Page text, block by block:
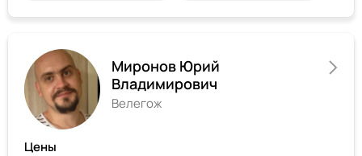
Миронов Юрий
Владимирович
Велегож
Цены